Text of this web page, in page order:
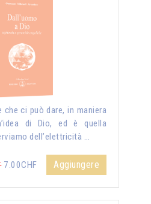
che ci può dare, in maniera
di Dio, ed è quella
dell’elettricità …
7.00CHF Aggiungere